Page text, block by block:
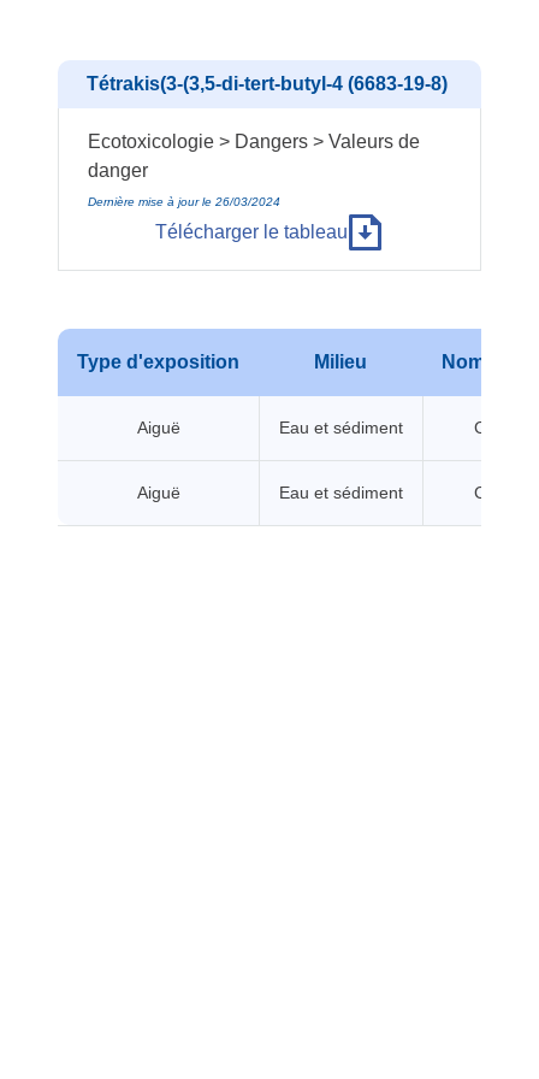
Tétrakis(3-(3,5-di-tert-butyl-4 (6683-19-8)
Ecotoxicologie > Dangers > Valeurs de
danger
Dernière mise à jour le 26/03/2024
Télécharger le tableau
Type d'exposition Milieu Nom de
Aiguë Eau et sédiment CL/
Aiguë Eau et sédiment CL/